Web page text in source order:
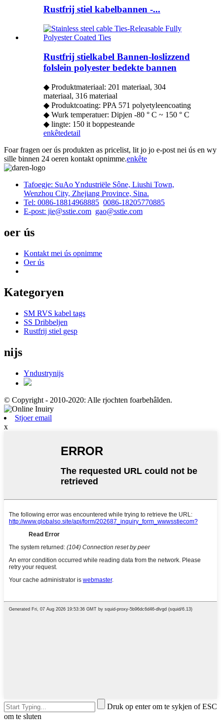
Rustfrij stiel kabelbannen -...
Rustfrij stielkabel Bannen-loslizzend
folslein polyester bedekte bannen
◆ Produktmateriaal: 201 materiaal, 304
materiaal, 316 materiaal
◆ Produktcoating: PPA 571 polyetyleencoating
◆ Wurk temperatuer: Dipjen -80 ° C ~ 150 ° C
◆ lingte: 150 it boppesteande
enkêtedetail
Foar fragen oer ús produkten as pricelist, lit jo jo e-post nei ús en wy
sille binnen 24 oeren kontakt opnimme.enkête
Tafoegje: SuAo Yndustriële Sône, Liushi Town,
Wenzhou City, Zhejiang Province, Sina.
Tel: 0086-18814968885 0086-18205770885
E-post: jie@sstie.com gao@sstie.com
oer ús
Kontakt mei ús opnimme
Oer ús
Kategoryen
SM RVS kabel tags
SS Dribbeljen
Rustfrij stiel gesp
nijs
Yndustrynijs
© Copyright - 2010-2020: Alle rjochten foarbehâlden.
Stjoer email
x
Druk op enter om te sykjen of ESC
om te sluten